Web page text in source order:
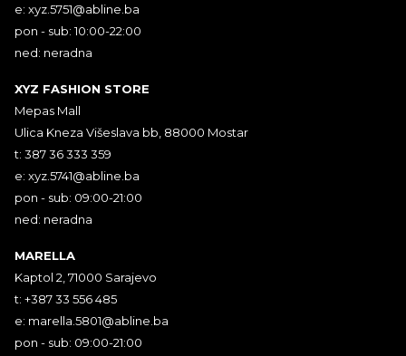
e: xyz.5751@abline.ba
pon - sub: 10:00-22:00
ned: neradna
XYZ FASHION STORE
Mepas Mall
Ulica Kneza Višeslava bb, 88000 Mostar
t: 387 36 333 359
e: xyz.5741@abline.ba
pon - sub: 09:00-21:00
ned: neradna
MARELLA
Kaptol 2, 71000 Sarajevo
t: +387 33 556 485
e: marella.5801@abline.ba
pon - sub: 09:00-21:00